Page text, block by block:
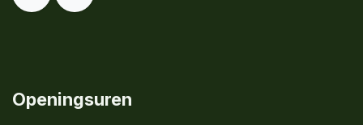
Openingsuren